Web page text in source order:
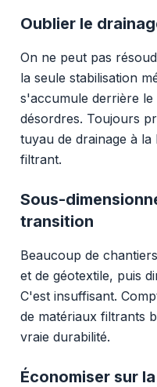
Oublier le
On ne peut pas
la seule stabilisation
s'accumule derrière le
désordres. Toujours
tuyau de drainage à la
filtrant.
Sous-
transition
Beaucoup de
et de géotextile, puis
C'est insuffisant.
de matériaux filtrants
vraie durabilité.
Économiser sur